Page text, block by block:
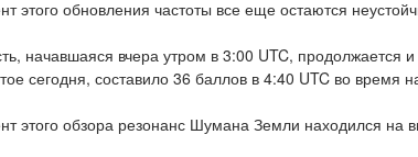
этого обновления частоты все еще остаются
начавшаяся вчера утром в 3:00 UTC,
сегодня, составило 36 баллов в 4:40 UTC во
этого обзора резонанс Шумана Земли находился на